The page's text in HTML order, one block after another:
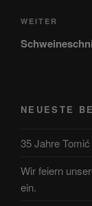
Nächster
Beitrag
WEITER
NEUESTE
35 Jahre Tomić
Wir feiern
ein.